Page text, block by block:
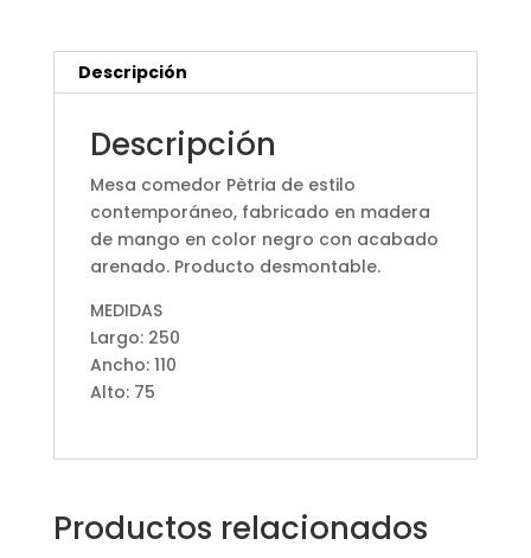
Descripción
Descripción
Mesa comedor Pètria de estilo
contemporáneo, fabricado en madera
de mango en color negro con acabado
arenado. Producto desmontable.
MEDIDAS
Largo: 250
Ancho: 110
Alto: 75
Productos relacionados